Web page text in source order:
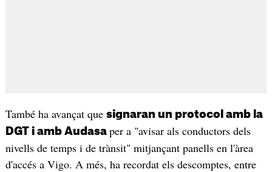
També ha avançat que signaran un protocol amb la
DGT i amb Audasa per a "avisar als conductors dels
nivells de temps i de trànsit" mitjançant panells en l'àrea
d'accés a Vigo. A més, ha recordat els descomptes, entre